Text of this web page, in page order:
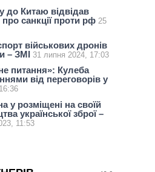
до Китаю відвідав
санкції проти рф 25
військових дронів
– ЗМІ 31 липня 2024, 17:03
питання»: Кулеба
від переговорів у
у розміщені на своїй
української зброї –
11:53